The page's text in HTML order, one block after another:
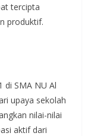
tercipta
produktif.
di SMA NU Al
upaya sekolah
nilai-nilai
aktif dari